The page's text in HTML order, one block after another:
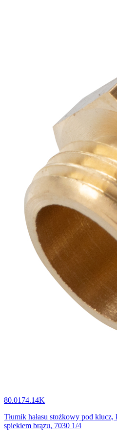
80.0174.14K
Tłumik hałasu stożkowy pod
spiekiem brązu, 7030 1/4